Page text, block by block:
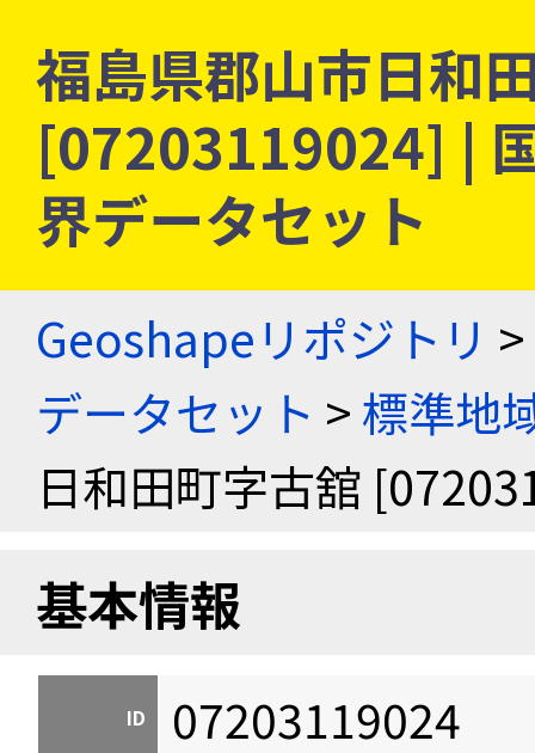
福島県郡山市日和
[07203119024] |
界データセット
Geoshapeリポジトリ >
データセット >標準地
日和田町字古舘
基本情報
ID 07203119024